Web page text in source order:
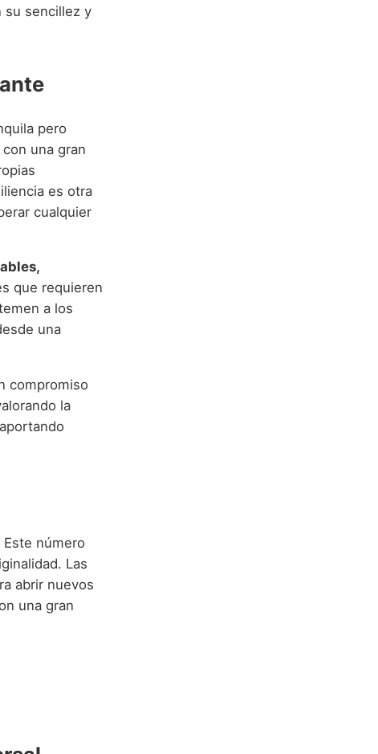
su sencillez y
pero
una gran
es otra
cualquier
que requieren
a los
una
compromiso
la
Este número
Las
abrir nuevos
una gran